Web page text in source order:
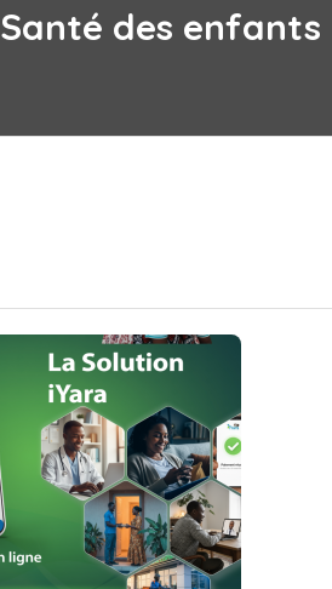
Santé des enfants